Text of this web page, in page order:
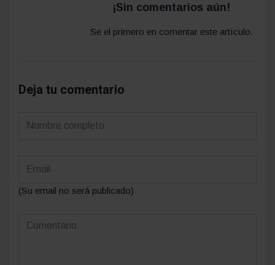
¡Sin comentarios aún!
Se el primero en comentar este artículo.
Deja tu comentario
(Su email no será publicado)